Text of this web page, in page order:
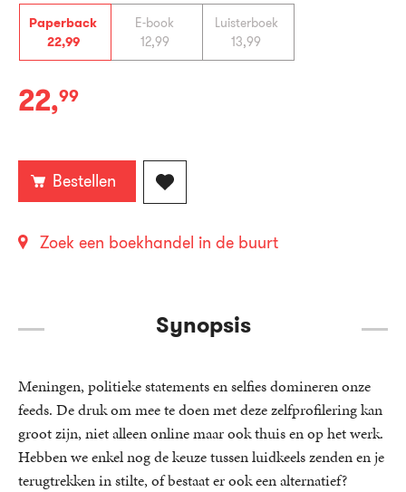
Paperback
22,99
E-book
12,99
Luisterboek
13,99
Paperback:
22,99
Bestellen
Zoek een boekhandel in de buurt
Synopsis
Meningen, politieke statements en selfies domineren onze
feeds. De druk om mee te doen met deze zelfprofilering kan
groot zijn, niet alleen online maar ook thuis en op het werk.
Hebben we enkel nog de keuze tussen luidkeels zenden en je
terugtrekken in stilte, of bestaat er ook een alternatief?